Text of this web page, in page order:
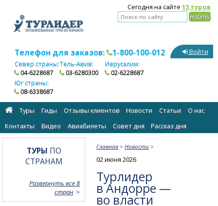
Сегодня на сайте 13 туров
Телефон для заказов: 1-800-100-012
Север страны:
04-6228687
Тель-Авив:
03-6280300
Иерусалим:
02-6228687
Юг страны:
08-6338687
Войти
Туры Гиды Отзывы клиентов Новости Статьи
О нас
Контакты
Видео Авиабилеты Cовет дня Рассказ дня
Главная >Новости >
02 июня 2026
Турлидер
в Андорре —
во власти
ТУРЫ ПО
СТРАНАМ
Развернуть все 8
стран